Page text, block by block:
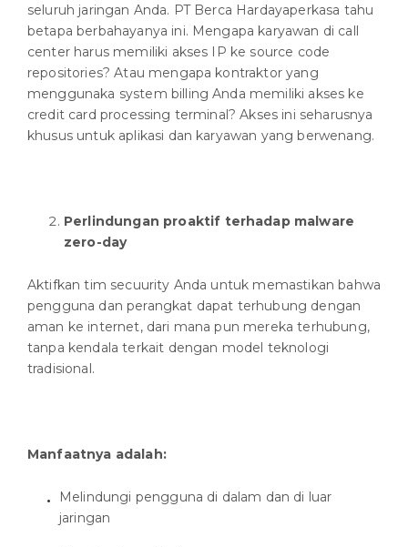
seluruh jaringan Anda. PT Berca Hardayaperkasa tahu
betapa berbahayanya ini. Mengapa karyawan di call
center harus memiliki akses IP ke source code
repositories? Atau mengapa kontraktor yang
menggunaka system billing Anda memiliki akses ke
credit card processing terminal? Akses ini seharusnya
khusus untuk aplikasi dan karyawan yang berwenang.
Perlindungan proaktif terhadap malware
zero-day
Aktifkan tim secuurity Anda untuk memastikan bahwa
pengguna dan perangkat dapat terhubung dengan
aman ke internet, dari mana pun mereka terhubung,
tanpa kendala terkait dengan model teknologi
tradisional.
Manfaatnya adalah:
Melindungi pengguna di dalam dan di luar
jaringan